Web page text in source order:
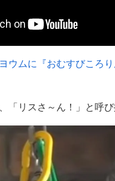
ウムに『おむすびころ
「リスさ～ん！」と呼